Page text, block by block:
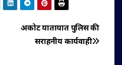
अकोट यातायात पुलिस की
सराहनीय कार्यवाही